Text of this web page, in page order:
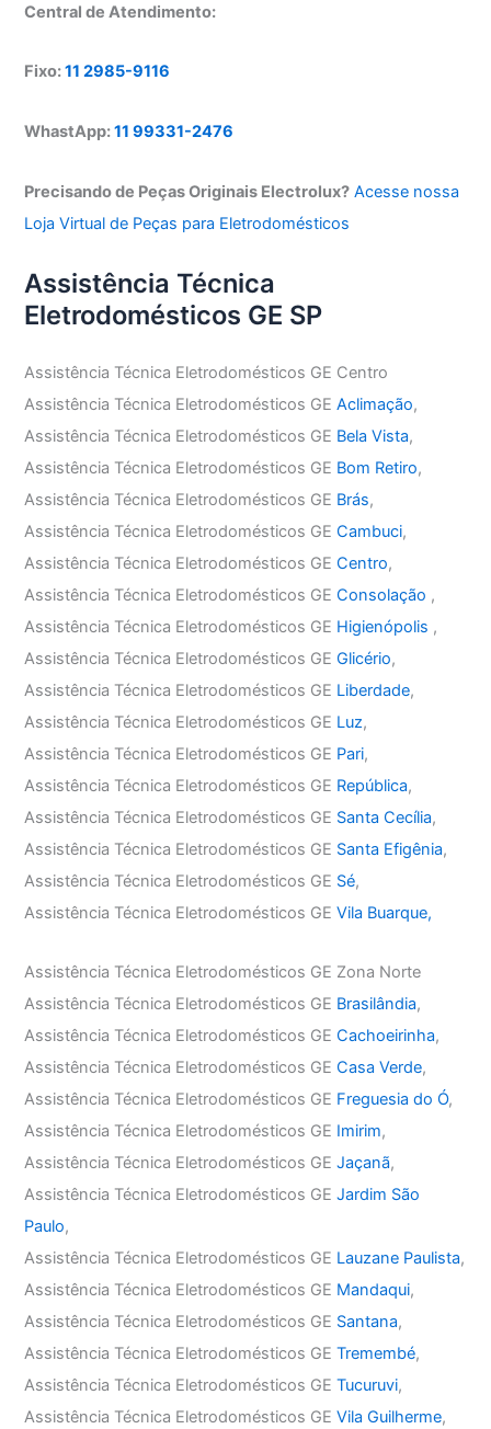
Central de Atendimento:
Fixo:11 2985-9116
WhastApp:11 99331-2476
Precisando de Peças Originais Electrolux? Acesse nossa
Loja Virtual de Peças para Eletrodomésticos
Assistência Técnica
Eletrodomésticos GE SP
Assistência Técnica Eletrodomésticos GE Centro
Assistência Técnica Eletrodomésticos GEAclimação,
Assistência Técnica Eletrodomésticos GE Bela Vista,
Assistência Técnica Eletrodomésticos GE Bom Retiro,
Assistência Técnica Eletrodomésticos GE Brás,
Assistência Técnica Eletrodomésticos GECambuci,
Assistência Técnica Eletrodomésticos GECentro,
Assistência Técnica Eletrodomésticos GEConsolação ,
Assistência Técnica Eletrodomésticos GE Higienópolis ,
Assistência Técnica Eletrodomésticos GEGlicério,
Assistência Técnica Eletrodomésticos GE Liberdade,
Assistência Técnica Eletrodomésticos GE Luz,
Assistência Técnica Eletrodomésticos GE Pari,
Assistência Técnica Eletrodomésticos GE República,
Assistência Técnica Eletrodomésticos GE Santa Cecília,
Assistência Técnica Eletrodomésticos GE Santa Efigênia,
Assistência Técnica Eletrodomésticos GE Sé,
Assistência Técnica Eletrodomésticos GEVila Buarque,
Assistência Técnica Eletrodomésticos GE Zona Norte
Assistência Técnica Eletrodomésticos GE Brasilândia,
Assistência Técnica Eletrodomésticos GECachoeirinha,
Assistência Técnica Eletrodomésticos GECasa Verde,
Assistência Técnica Eletrodomésticos GE Freguesia do Ó,
Assistência Técnica Eletrodomésticos GE Imirim,
Assistência Técnica Eletrodomésticos GEJaçanã,
Assistência Técnica Eletrodomésticos GEJardim São
Paulo,
Assistência Técnica Eletrodomésticos GE Lauzane Paulista,
Assistência Técnica Eletrodomésticos GE Mandaqui,
Assistência Técnica Eletrodomésticos GE Santana,
Assistência Técnica Eletrodomésticos GETremembé,
Assistência Técnica Eletrodomésticos GETucuruvi,
Assistência Técnica Eletrodomésticos GEVila Guilherme,